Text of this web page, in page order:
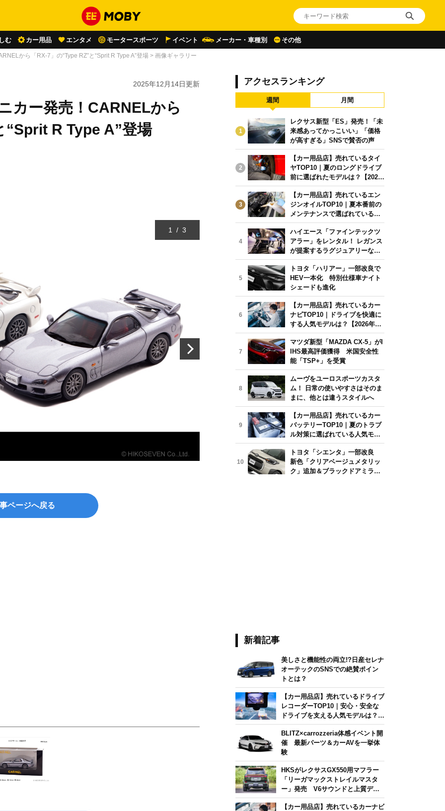
む カー用品 エンタメ モータースポーツ イベント メーカー・車種別 その他
から「RX-7」の“Type RZ”と“Sprit R Type A”登場 > 画像ギャラリー
2025年12月14日更新
カー発売！CARNELから
“Sprit R Type A”登場
1 / 3
ページへ戻る
アクセスランキング
週間 月間
1
レクサス新型「ES」発売！「未
来感あってかっこいい」「価格
が高すぎる」SNSで賛否の声
2
【カー用品店】売れているタイ
ヤTOP10｜夏のロングドライブ
前に選ばれたモデルは？【2026
年6月版】
3
【カー用品店】売れているエン
ジンオイルTOP10｜夏本番前の
メンテナンスで選ばれている人
気モデルは？【2026年6月版】
4
ハイエース「ファインテックツ
アラー」をレンタル！ レガンス
が提案するラグジュアリーな移
動体験
5
トヨタ「ハリアー」一部改良で
HEV一本化 特別仕様車ナイト
シェードも進化
6
【カー用品店】売れているカー
ナビTOP10｜ドライブを快適に
する人気モデルは？【2026年6
月版】
7
マツダ新型「MAZDA CX-5」がI
IHS最高評価獲得 米国安全性
能「TSP+」を受賞
8
ムーヴをユーロスポーツカスタ
ム！ 日常の使いやすさはそのま
まに、他とは違うスタイルへ
9
【カー用品店】売れているカー
バッテリーTOP10｜夏のトラブ
ル対策に選ばれている人気モデ
ルは？【2026年6月版】
10
トヨタ「シエンタ」一部改良
新色「クリアベージュメタリッ
ク」追加＆ブラックドアミラー
新着記事
美しさと機能性の両立!?日産セレナ
オーテックのSNSでの絶賛ポイン
トとは？
【カー用品店】売れているドライブ
レコーダーTOP10｜安心・安全な
ドライブを支える人気モデルは？
【2026年6月版】
BLITZ×carrozzeria体感イベント開
催 最新パーツ＆カーAVを一挙体
験
HKSがレクサスGX550用マフラー
「リーガマックストレイルマスタ
ー」発売 V6サウンドと上質デザ
インを両立
【カー用品店】売れているカーナビ